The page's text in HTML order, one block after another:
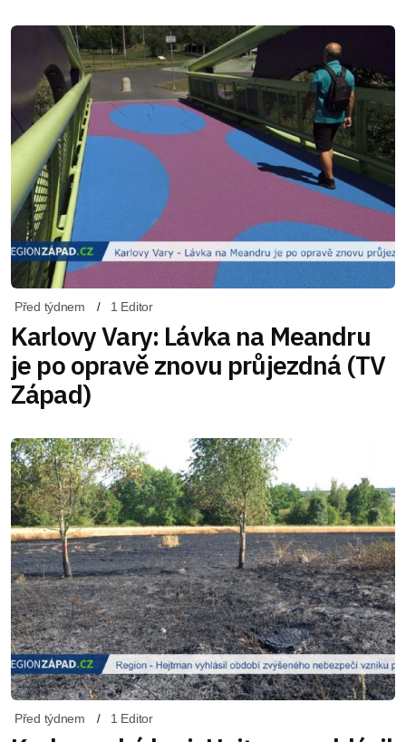
Před týdnem 1 Editor
Karlovy Vary: Lávka na Meandru
je po opravě znovu průjezdná (TV
Západ)
Před týdnem 1 Editor